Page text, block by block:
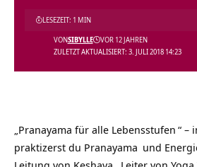
ZULETZT AKTUALISIERT: 3. JULI 2018 14:23
VONSIBYLLE VOR 12 JAHREN
LESEZEIT: 1 MIN
„Pranayama für alle Lebensstufen “ –
praktizerst du Pranayama und